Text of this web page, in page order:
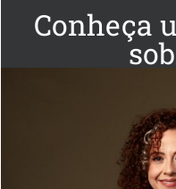
Conheça